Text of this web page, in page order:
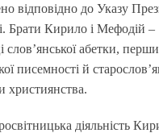
відповідно до Указу
Брати Кирило і Мефодій –
слов’янської абетки,
писемності й
християнства.
діяльність